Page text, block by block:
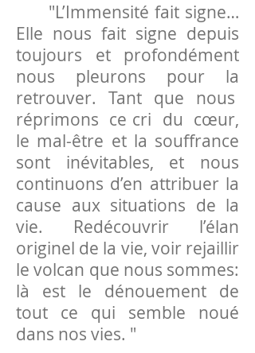
"L’Immensité fait signe…
Elle nous fait signe depuis
toujours et profondément
nous pleurons pour la
retrouver. Tant que nous
réprimons ce cri du cœur,
le mal-être et la souffrance
sont inévitables, et nous
continuons d’en attribuer la
cause aux situations de la
vie. Redécouvrir l’élan
originel de la vie, voir rejaillir
le volcan que nous sommes:
là est le dénouement de
tout ce qui semble noué
dans nos vies. "